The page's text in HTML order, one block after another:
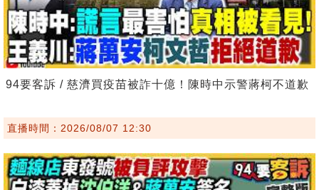
94要客訴 / 慈濟買疫苗被詐十億！陳時中示警蔣柯不道歉
直播時間：2026/08/07 12:30